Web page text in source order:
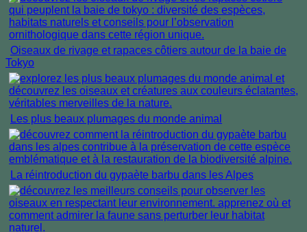
Oiseaux de rivage et rapaces côtiers autour de la baie de
Tokyo
Les plus beaux plumages du monde animal
La réintroduction du gypaète barbu dans les Alpes